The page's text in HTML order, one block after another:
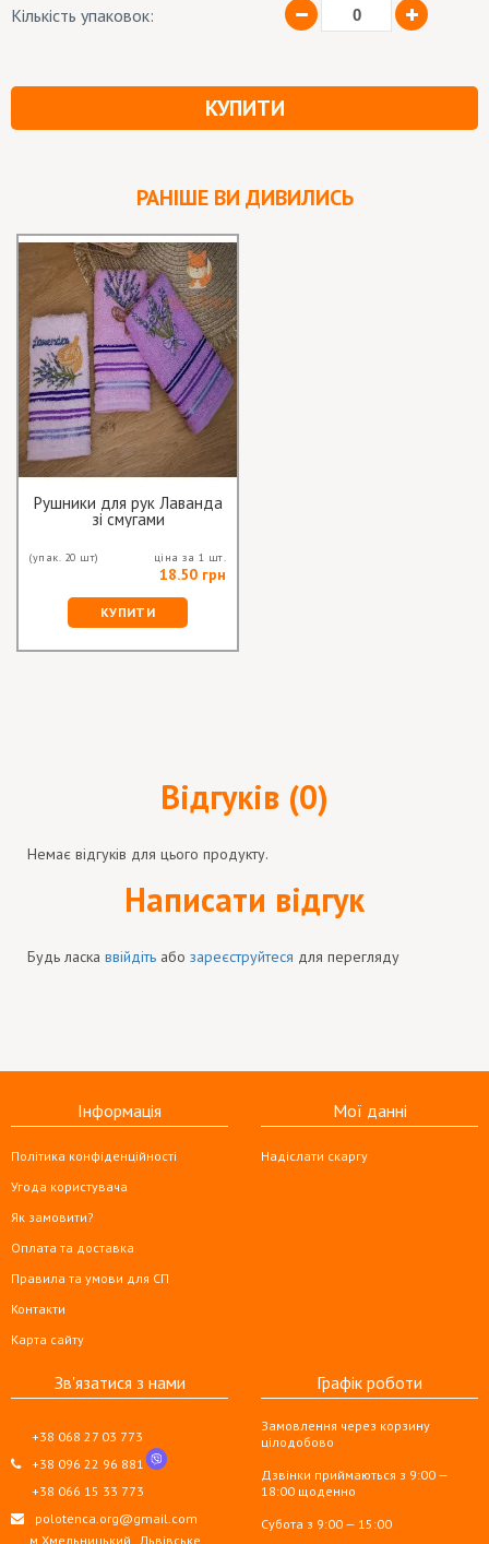
Кількість упаковок:
КУПИТИ
РАНІШЕ ВИ ДИВИЛИСЬ
Рушники для рук Лаванда
зі смугами
(упак. 20 шт) ціна за 1 шт.
18.50 грн
КУПИТИ
Відгуків (0)
Немає відгуків для цього продукту.
Написати відгук
Будь ласка ввійдіть або зареєструйтеся для перегляду
Інформація
Політика конфіденційності
Угода користувача
Як замовити?
Оплата та доставка
Правила та умови для СП
Контакти
Карта сайту
Мої данні
Надіслати скаргу
Зв'язатися з нами
+38 068 27 03 773
+38 096 22 96 881
+38 066 15 33 773
polotenca.org@gmail.com
м.Хмельницький,
Львівське
Графік роботи
Замовлення через корзину
цілодобово
Дзвінки приймаються з 9:00 —
18:00 щоденно
Субота з 9:00 — 15:00